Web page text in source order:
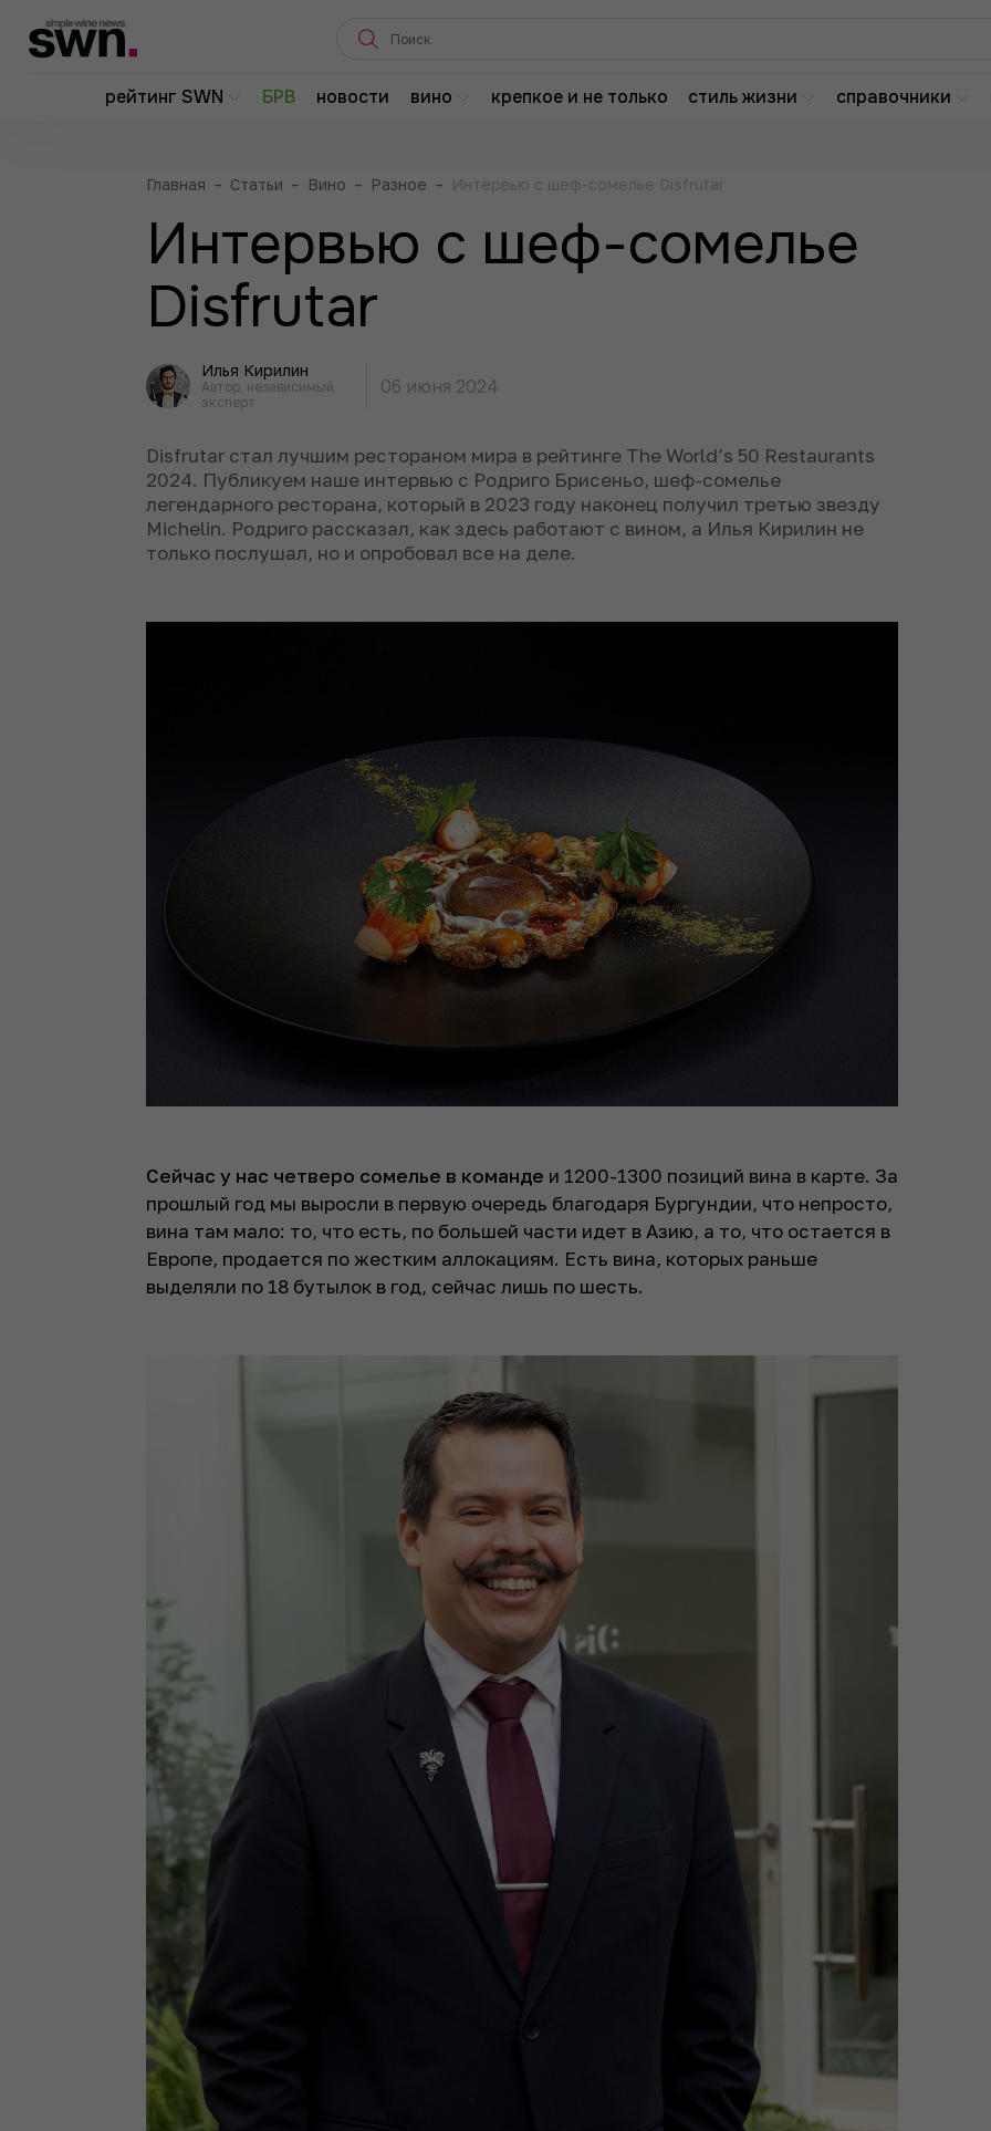
рейтинг SWN БРВ новости вино крепкое и не только стиль жизни справочники
Главная – Статьи – Вино – Разное – Интервью с шеф-сомелье Disfrutar
Интервью с шеф-сомелье
Disfrutar
Илья Кирилин
Автор, независимый
эксперт
06 июня 2024
Disfrutar стал лучшим рестораном мира в рейтинге The World’s 50 Restaurants
2024. Публикуем наше интервью с Родриго Брисеньо, шеф-сомелье
легендарного ресторана, который в 2023 году наконец получил третью звезду
Michelin. Родриго рассказал, как здесь работают с вином, а Илья Кирилин не
только послушал, но и опробовал все на деле.
Сейчас у нас четверо сомелье в команде и 1200-1300 позиций вина в карте. За
прошлый год мы выросли в первую очередь благодаря Бургундии, что непросто,
вина там мало: то, что есть, по большей части идет в Азию, а то, что остается в
Европе, продается по жестким аллокациям. Есть вина, которых раньше
выделяли по 18 бутылок в год, сейчас лишь по шесть.